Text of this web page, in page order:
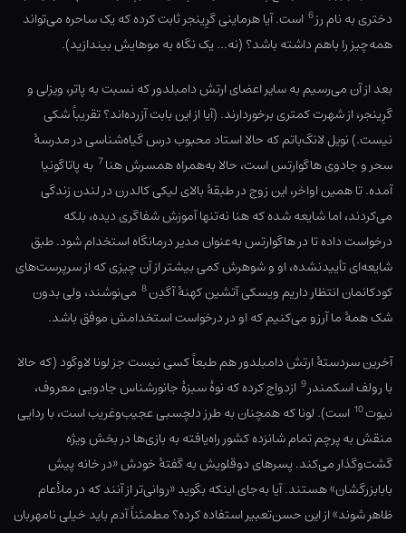
دختری به نام رز6 است. آیا هرماینی گرِینجر ثابت کرده که یک ساحره می‌تواند
همه‌چیز را باهم داشته باشد؟ (نه… یک نگاه به موهایش بیندازید).
بعد از آن می‌رسیم به سایر اعضای ارتش دامبلدور که نسبت به پاتر، ویزلی و
گرِینجر، از شهرت کمتری برخوردارند. (آیا از این بابت آزرده‌اند؟ تقریباً شکی
نیست.) نویل لانگ‌باتم که حالا استاد محبوب درس گیاه‌شناسی در مدرسهٔ
سحر و جادوی هاگوارتس است، حالا به‌همراه همسرش هنا7 به پاتاگونیا
آمده. تا همین اواخر، این زوج در طبقهٔ بالای لیکی کالدرن در لندن زندگی
می‌کردند، اما شایعه شده که هنا نه‌تنها آموزش شفاگری دیده، بلکه
درخواست داده تا در هاگوارتس به‌عنوان مدیر درمانگاه استخدام شود. طبق
شایعه‌ای تأییدنشده، او و شوهرش کمی بیشتر از آن چیزی که از سرپرست‌های
کودکانمان انتظار داریم ویسکی آتشین کهنهٔ آگدِن8 می‌نوشند، ولی بدون
شک همهٔ ما آرزو می‌کنیم که او در درخواست استخدامش موفق باشد.
آخرین سردستهٔ ارتش دامبلدور هم طبعاً کسی نیست جز لونا لاوگود (که حالا
با رولف اسکمندر9 ازدواج کرده که نوهٔ سبزهٔ جانورشناس جادویی معروف،
نیوت10 است). لونا که همچنان به طرز دلچسبی عجیب‌وغریب است، با ردایی
منقش به پرچم تمام شانزده کشور راه‌یافته به بازی‌ها در بخش ویژه
گشت‌وگذار می‌کند. پسرهای دوقلویش به گفتهٔ خودش «در خانه پیش
بابابزرگشان» هستند. آیا به‌جای اینکه بگوید «روانی‌تر از آنند که در ملأعام
ظاهر شوند» از این حسن‌تعبیر استفاده کرده؟ مطمئناً آدم باید خیلی نامهربان